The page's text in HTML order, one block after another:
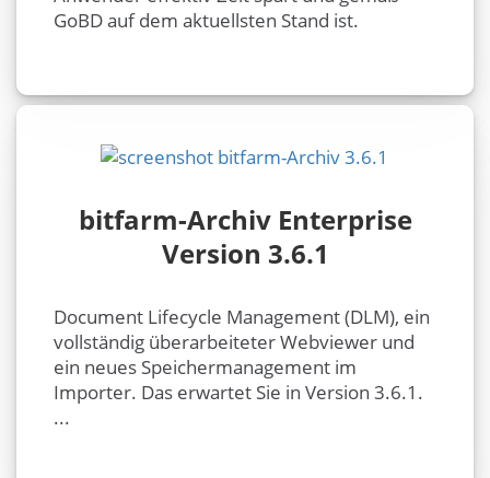
GoBD auf dem aktuellsten Stand ist.
bitfarm-Archiv Enterprise
Version 3.6.1
Document Lifecycle Management (DLM), ein
vollständig überarbeiteter Webviewer und
ein neues Speichermanagement im
Importer. Das erwartet Sie in Version 3.6.1.
...